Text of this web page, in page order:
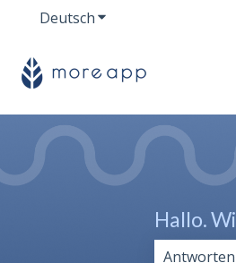
DeutschUntermenü für
Hallo.